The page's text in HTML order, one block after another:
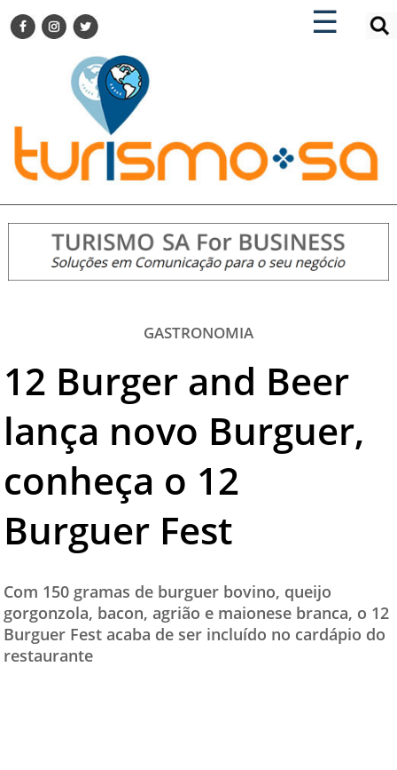
☰
×
TURISMO SA FOR BUSINESS
DESTINOS NACIONAIS
DESTINOS INTERNACIONAIS
CITY BREAK
TURISMO E MERCADO
EVENTOS
HOTELARIA
DICAS
TURISMO SA TV
TESTADO E APROVADO
PARCEIROS
QUEM SOMOS - EQUIPE
CONTATO
×
ENCONTRE SUA NOTÍCIA
GASTRONOMIA
12 Burger and Beer
lança novo Burguer,
conheça o 12
Burguer Fest
Com 150 gramas de burguer bovino, queijo
gorgonzola, bacon, agrião e maionese branca, o 12
Burguer Fest acaba de ser incluído no cardápio do
restaurante